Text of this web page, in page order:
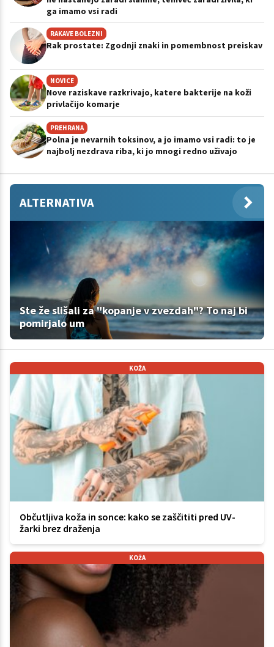
ga imamo vsi radi
RAKAVE BOLEZNI
Rak prostate: Zgodnji znaki in pomembnost preiskav
NOVICE
Nove raziskave razkrivajo, katere bakterije na koži
privlačijo komarje
PREHRANA
Polna je nevarnih toksinov, a jo imamo vsi radi: to je
najbolj nezdrava riba, ki jo mnogi redno uživajo
ALTERNATIVA
Ste že slišali za "kopanje v zvezdah"? To naj bi
pomirjalo um
KOŽA
Občutljiva koža in sonce: kako se zaščititi pred UV-
žarki brez draženja
KOŽA